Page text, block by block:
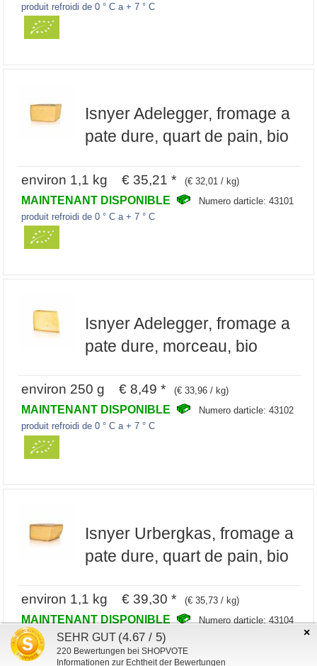
produit refroidi de 0 ° C a + 7 ° C
Isnyer Adelegger, fromage a
pate dure, quart de pain, bio
environ 1,1 kg € 35,21 * (€ 32,01 / kg)
MAINTENANT DISPONIBLE
Numero darticle: 43101
produit refroidi de 0 ° C a + 7 ° C
Isnyer Adelegger, fromage a
pate dure, morceau, bio
environ 250 g € 8,49 * (€ 33,96 / kg)
MAINTENANT DISPONIBLE
Numero darticle: 43102
produit refroidi de 0 ° C a + 7 ° C
Isnyer Urbergkas, fromage a
pate dure, quart de pain, bio
environ 1,1 kg € 39,30 * (€ 35,73 / kg)
MAINTENANT DISPONIBLE
Numero darticle: 43104
produit refroidi de 0 ° C a + 7 ° C
×
SEHR GUT (4.67 / 5)
220 Bewertungen bei SHOPVOTE
Informationen zur Echtheit der Bewertungen